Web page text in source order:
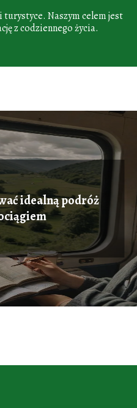
Naszym celem jest
z codziennego życia.
idealną podróż